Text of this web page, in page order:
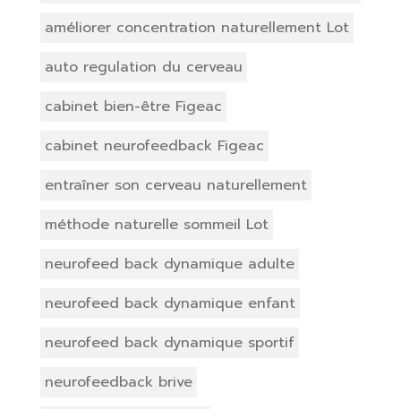
améliorer concentration naturellement Lot
auto regulation du cerveau
cabinet bien-être Figeac
cabinet neurofeedback Figeac
entraîner son cerveau naturellement
méthode naturelle sommeil Lot
neurofeed back dynamique adulte
neurofeed back dynamique enfant
neurofeed back dynamique sportif
neurofeedback brive